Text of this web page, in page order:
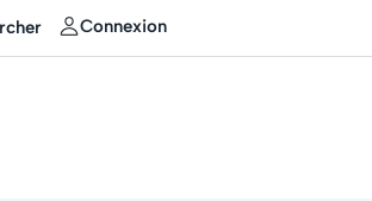
Connexion